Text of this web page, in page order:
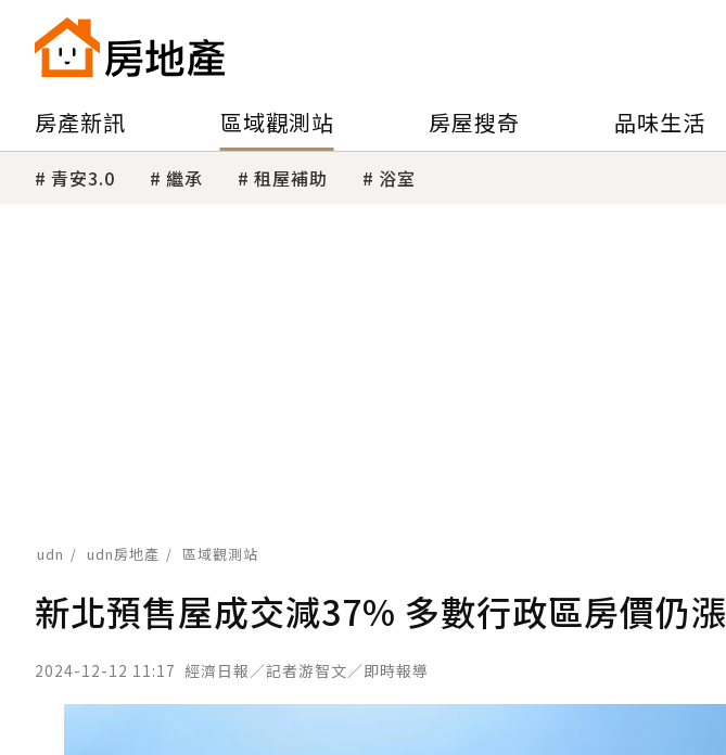
房產新訊 區域觀測站 房屋搜奇 品味生活
青安3.0 繼承 租屋補助 浴室
udn udn房地產 區域觀測站
新北預售屋成交減37% 多數行政區房價仍漲
2024-12-12 11:17 經濟日報／記者游智文／即時報導